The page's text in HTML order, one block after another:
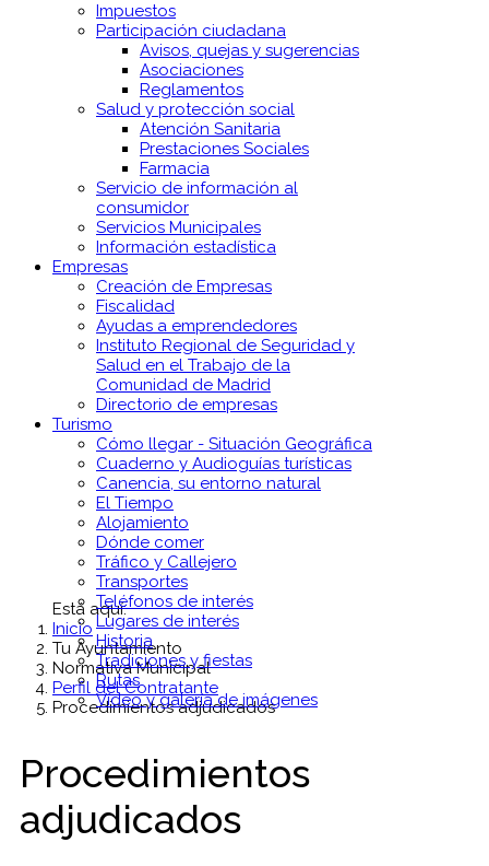
Impuestos
Participación ciudadana
Avisos, quejas y sugerencias
Asociaciones
Reglamentos
Salud y protección social
Atención Sanitaria
Prestaciones Sociales
Farmacia
Servicio de información al
consumidor
Servicios Municipales
Información estadística
Empresas
Creación de Empresas
Fiscalidad
Ayudas a emprendedores
Instituto Regional de Seguridad y
Salud en el Trabajo de la
Comunidad de Madrid
Directorio de empresas
Turismo
Cómo llegar - Situación Geográfica
Cuaderno y Audioguías turísticas
Canencia, su entorno natural
El Tiempo
Alojamiento
Dónde comer
Tráfico y Callejero
Transportes
Teléfonos de interés
Lugares de interés
Historia
Tradiciones y fiestas
Rutas
Vídeo y galería de imágenes
Está aquí:
Inicio
Tu Ayuntamiento
Normativa Municipal
Perfil del Contratante
Procedimientos adjudicados
Procedimientos
adjudicados